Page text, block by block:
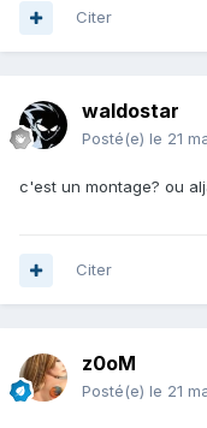
Citer
waldostar
Posté(e) le 21
c'est un montage? ou
Citer
z0oM
Posté(e) le 21